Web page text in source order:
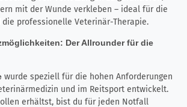
mit der Wunde verkleben – ideal für die
professionelle Veterinär-Therapie.
Der Allrounder für die
wurde speziell für die hohen Anforderungen
und im Reitsport entwickelt.
erhältst, bist du für jeden Notfall